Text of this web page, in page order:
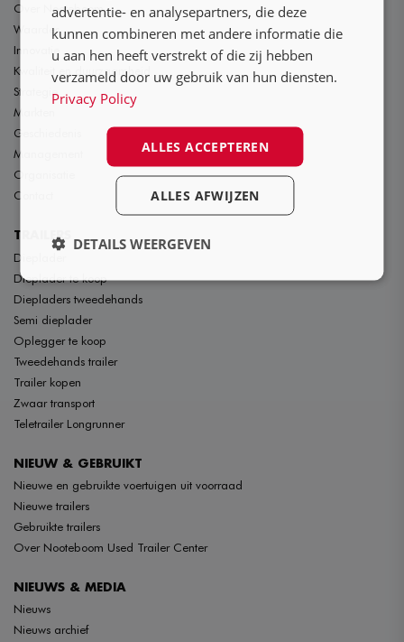
Over Nooteboom
Waardes
Innovatie
Kwaliteit en duurzaamheid
Strategie
Markten
Geschiedenis
Management
Organisatie
Contact
TRAILERS
Dieplader
Dieplader te koop
Diepladers tweedehands
Semi dieplader
Oplegger te koop
Tweedehands trailer
Trailer kopen
Zwaar transport
Teletrailer Longrunner
NIEUW & GEBRUIKT
Nieuwe en gebruikte voertuigen uit voorraad
Nieuwe trailers
Gebruikte trailers
Over Nooteboom Used Trailer Center
NIEUWS & MEDIA
Nieuws
Nieuws archief
advertentie- en analysepartners, die deze
kunnen combineren met andere informatie die
u aan hen heeft verstrekt of die zij hebben
verzameld door uw gebruik van hun diensten.
Privacy Policy
ALLES ACCEPTEREN
ALLES AFWIJZEN
DETAILS WEERGEVEN